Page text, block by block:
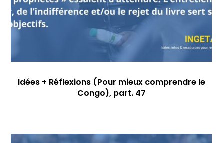
Idées + Réflexions (Pour mieux comprendre le
Congo), part. 47